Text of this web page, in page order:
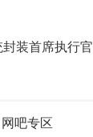
装首席执行官
网吧专区